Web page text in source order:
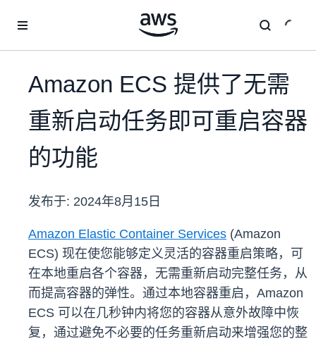
Amazon ECS 提供了无需
重新启动任务即可重启容器
的功能
发布于: 2024年8月15日
Amazon Elastic Container Services (Amazon
ECS) 现在使您能够定义灵活的容器重启策略，可
在本地重启各个容器，无需重新启动完整任务，从
而提高容器的弹性。通过本地容器重启，Amazon
ECS 可以在几秒钟内将您的容器从意外故障中恢
复，通过避免不必要的任务重新启动来增强您的整